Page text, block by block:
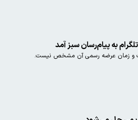
به پیام‌رسان سبز آمد
و زمان عرضه رسمی آن مشخص نیست.